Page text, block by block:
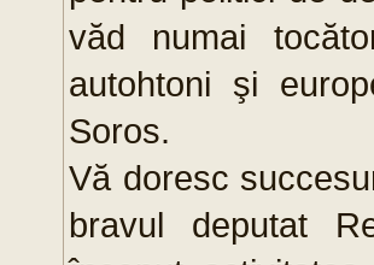
văd numai
autohtoni şi
Soros.
Vă doresc
bravul deputat